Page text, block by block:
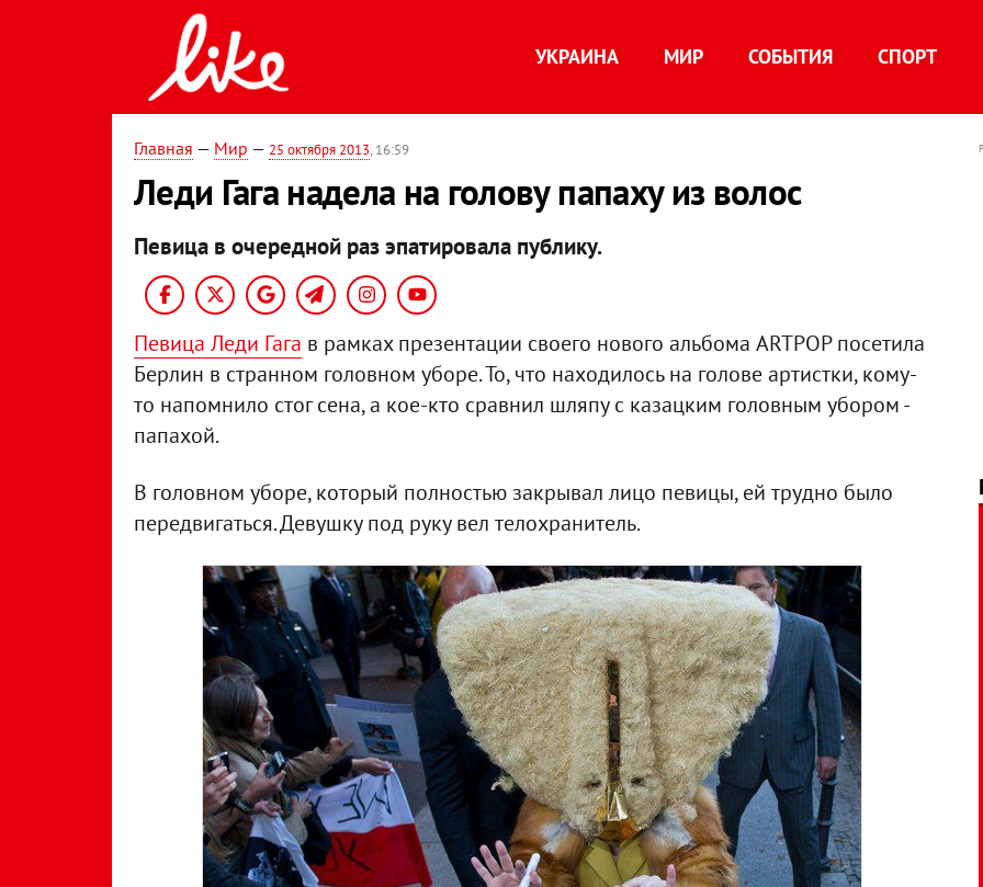
УКРАИНА МИР СОБЫТИЯ СПОРТ
Главная — Мир — 25 октября 2013, 16:59
Леди Гага надела на голову папаху из волос
Певица в очередной раз эпатировала публику.
Певица Леди Гага в рамках презентации своего нового альбома ARTPOP посетила
Берлин в странном головном уборе. То, что находилось на голове артистки, кому-
то напомнило стог сена, а кое-кто сравнил шляпу с казацким головным убором -
папахой.
В головном уборе, который полностью закрывал лицо певицы, ей трудно было
передвигаться. Девушку под руку вел телохранитель.